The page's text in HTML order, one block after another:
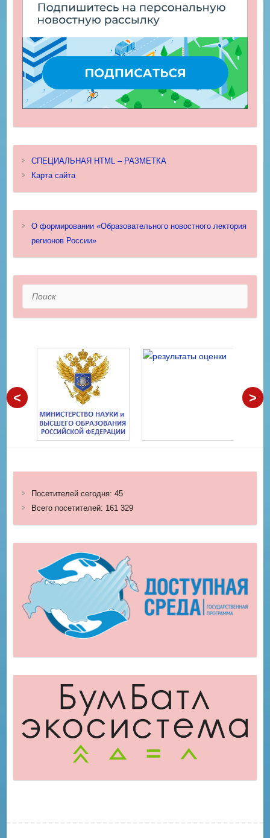
СПЕЦИАЛЬНАЯ HTML – РАЗМЕТКА
Карта сайта
О формировании «Образовательного новостного лектория
регионов России»
Поиск
< >
Посетителей сегодня: 45
Всего посетителей: 161 329